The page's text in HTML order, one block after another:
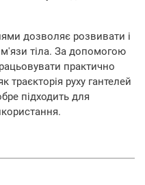
дозволяє розвивати і
м'язи тіла. За допомогою
практично
траєкторія руху гантелей
підходить для